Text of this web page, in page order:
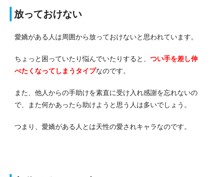
放っておけない
愛嬌がある人は周囲から放っておけないと思われています。
ちょっと困っていたり悩んでいたりすると、 つい手を差し伸
べたくなってしまうタイプなのです。
また、他人からの手助けを素直に受け入れ感謝を忘れないの
で、また何かあったら助けようと思う人は多いでしょう。
つまり、愛嬌がある人とは天性の愛されキャラなのです。